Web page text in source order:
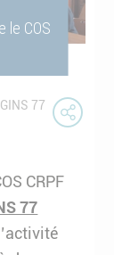
le COS
77
CRPF
77